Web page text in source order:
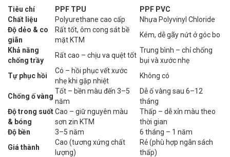
Tiêu chí PPF TPU
PPF PVC
Chất liệu
Polyurethane cao cấp
Nhựa Polyvinyl Chloride
Độ dẻo & co
giãn
Rất tốt, ôm cong sát bề
mặt KTM
Kém, dễ gãy nứt ở góc bo
Khả năng
chống trầy
Rất cao – chịu va quệt tốt
Trung bình – chỉ chống
bụi và xước nhẹ
Tự phục hồi
Có – hồi phục vết xước
nhẹ khi gặp nhiệt
Không có
Chống ố vàng
Tốt – bền màu đến 3–5
năm
Dễ ố vàng sau 6–12
tháng
Độ trong suốt
& bóng
Cao – giữ nguyên màu
sơn zin KTM
Thấp – dễ xỉn màu theo
thời gian
Độ bền
3–5 năm
6 tháng – 1 năm
Giá thành
Cao (tương xứng chất
lượng)
Rẻ (phù hợp ngân sách
thấp)